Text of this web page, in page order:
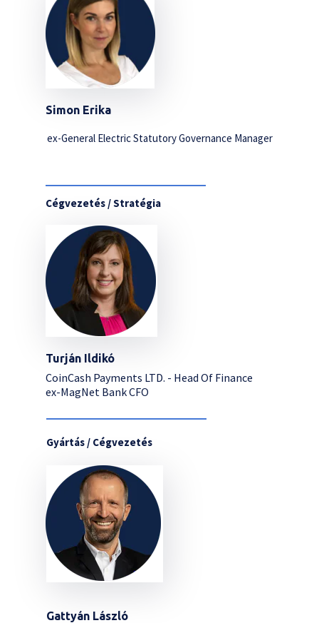
ex-General Electric Statutory Governance Manager
Simon Erika
CoinCash Payments LTD. - Head Of Finance
ex-MagNet Bank CFO
Turján Ildikó
Cégvezetés / Stratégia
Gyártás / Cégvezetés
Gattyán László